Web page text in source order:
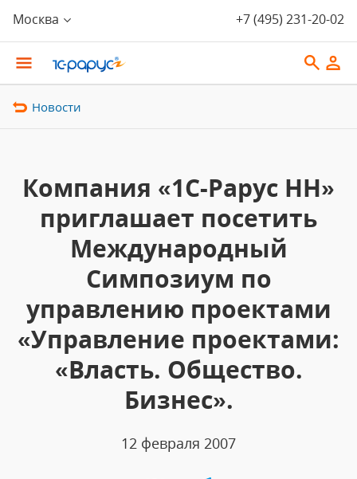
Москва +7 (495) 231-20-02
Новости
Компания «1С-Рарус НН»
приглашает посетить
Международный
Симпозиум по
управлению проектами
«Управление проектами:
«Власть. Общество.
Бизнес».
12 февраля 2007